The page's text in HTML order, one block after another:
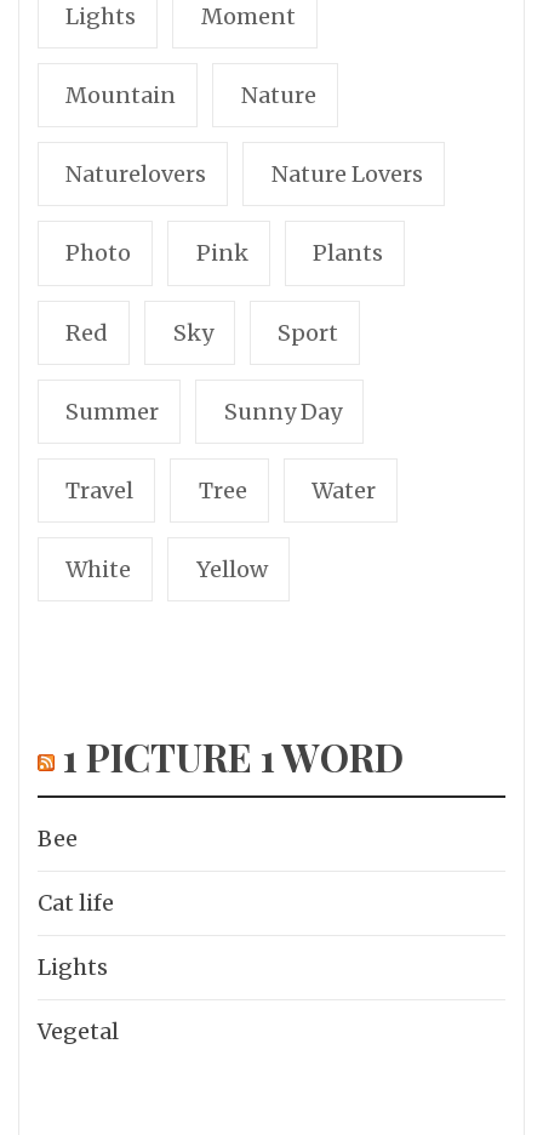
Lights Moment
Mountain Nature
Naturelovers Nature Lovers
Photo Pink Plants
Red Sky Sport
Summer Sunny Day
Travel Tree Water
White Yellow
1 PICTURE 1 WORD
Bee
Cat life
Lights
Vegetal